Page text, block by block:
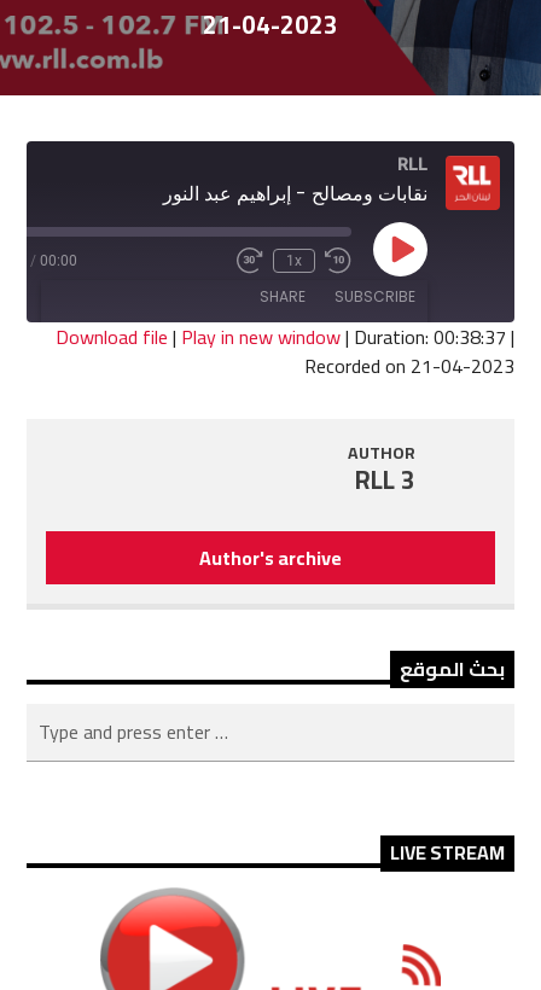
21-04-2023
RLL
نقابات ومصالح - إبراهيم عبد النور
Play
Episode
Rewind
10
Seconds
1x
Fast
seconds
00:00
/
SUBSCRIBE
SHARE
SHARE
Download file| Play in new window| Duration: 00:38:37|
Recorded on 21-04-2023
AUTHOR
RLL 3
Author's archive
بحث الموقع
LIVE STREAM